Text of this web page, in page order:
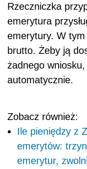
Rzeczniczka
emerytura
emerytury. W tym
brutto. Żeby ją
żadnego
automatycznie.
Zobacz również:
Ile pieniędzy z
emerytów:
emerytur,